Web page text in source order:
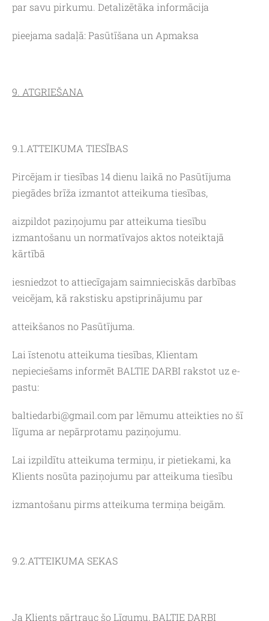
par savu pirkumu. Detalizētāka informācija
pieejama sadaļā: Pasūtīšana un Apmaksa
9. ATGRIEŠANA
9.1.ATTEIKUMA TIESĪBAS
Pircējam ir tiesības 14 dienu laikā no Pasūtījuma
piegādes brīža izmantot atteikuma tiesības,
aizpildot paziņojumu par atteikuma tiesību
izmantošanu un normatīvajos aktos noteiktajā
kārtībā
iesniedzot to attiecīgajam saimnieciskās darbības
veicējam, kā rakstisku apstiprinājumu par
atteikšanos no Pasūtījuma.
Lai īstenotu atteikuma tiesības, Klientam
nepieciešams informēt BALTIE DARBI rakstot uz e-
pastu:
baltiedarbi@gmail.com par lēmumu atteikties no šī
līguma ar nepārprotamu paziņojumu.
Lai izpildītu atteikuma termiņu, ir pietiekami, ka
Klients nosūta paziņojumu par atteikuma tiesību
izmantošanu pirms atteikuma termiņa beigām.
9.2.ATTEIKUMA SEKAS
Ja Klients pārtrauc šo Līgumu, BALTIE DARBI